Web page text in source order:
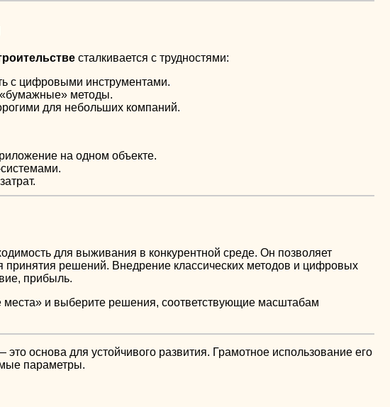
сталкивается с трудностями:
с цифровыми инструментами.
методы.
для небольших компаний.
на одном объекте.
для выживания в конкурентной среде. Он позволяет
решений. Внедрение классических методов и цифровых
прибыль.
места» и выберите решения, соответствующие масштабам
основа для устойчивого развития. Грамотное использование его
параметры.